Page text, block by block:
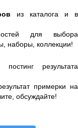
из каталога и в
для выбора
наборы, коллекции!
постинг результата
примерки на
обсуждайте!